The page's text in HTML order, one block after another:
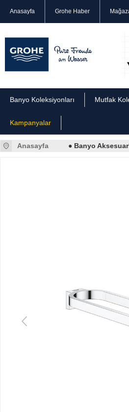
Anasayfa Grohe Haber
Banyo Koleksiyonları Mutfak
Kampanyalar
Anasayfa ● Banyo